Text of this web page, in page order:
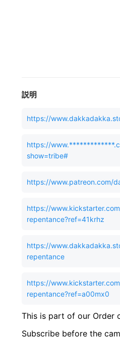
説明
https://
https://
show=tribe#
https://www.patreon.com/
https://
repentance?ref=41krhz
https://
repentance
https://
repentance?ref=a00mx0
This is part of our Order
Subscribe before the